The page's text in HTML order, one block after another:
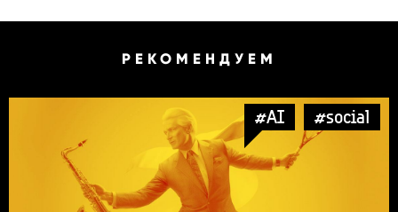
РЕКОМЕНДУЕМ
#AI #social